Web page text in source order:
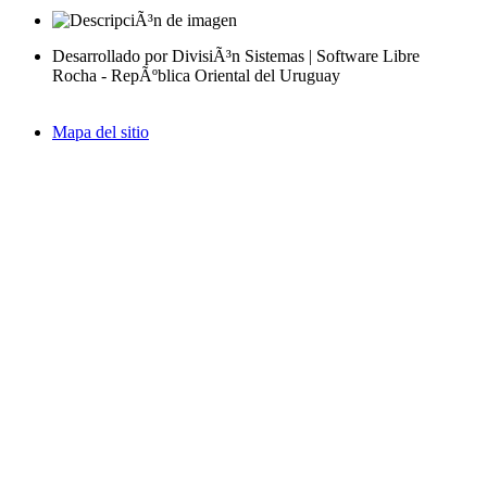
Desarrollado por DivisiÃ³n Sistemas | Software Libre
Rocha - RepÃºblica Oriental del Uruguay
Mapa del sitio